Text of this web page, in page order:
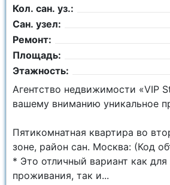
Кол. сан. уз.:
Сан. узел:
Ремонт:
Площадь:
Этажность:
Агентство недвижимости «VIP
вашему вниманию уникальное
Пятикомнатная квартира во
зоне, район сан. Москва: (Код
* Это отличный вариант как для
проживания, так и...